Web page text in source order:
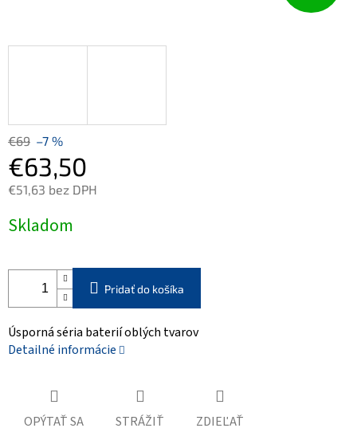
€69 –7 %
€63,50
€51,63 bez DPH
cena:
Skladom
Pridať do košíka
Úsporná séria baterií oblých tvarov
Detailné informácie
OPÝTAŤ SA STRÁŽIŤ ZDIEĽAŤ